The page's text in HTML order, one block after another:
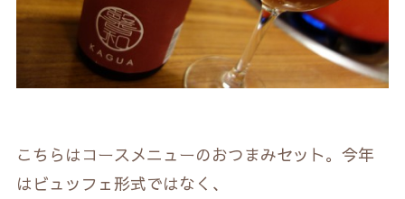
こちらはコースメニューのおつまみセット。今年
はビュッフェ形式ではなく、